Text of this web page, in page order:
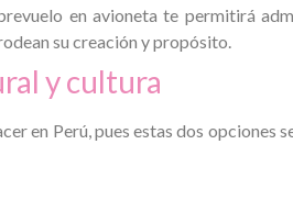
en avioneta te permitirá
su creación y propósito.
y cultura
en Perú, pues estas dos opciones